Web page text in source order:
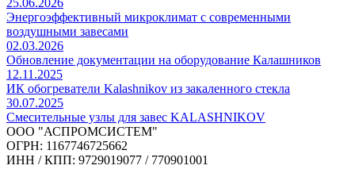
25.06.2026
Энергоэффективный микроклимат с современными
воздушными завесами
02.03.2026
Обновление документации на оборудование Калашников
12.11.2025
ИК обогреватели Kalashnikov из закаленного стекла
30.07.2025
Cмесительные узлы для завес KALASHNIKOV
ООО "АСПРОМСИСТЕМ"
ОГРН: 1167746725662
ИНН / КПП: 9729019077 / 770901001